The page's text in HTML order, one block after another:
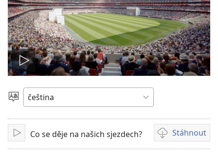
Přehrát
video
Vyberte
jazyk
PřehrátCo se děje na našich sjezdech? Stáhnout
Formáty
videonahrávek